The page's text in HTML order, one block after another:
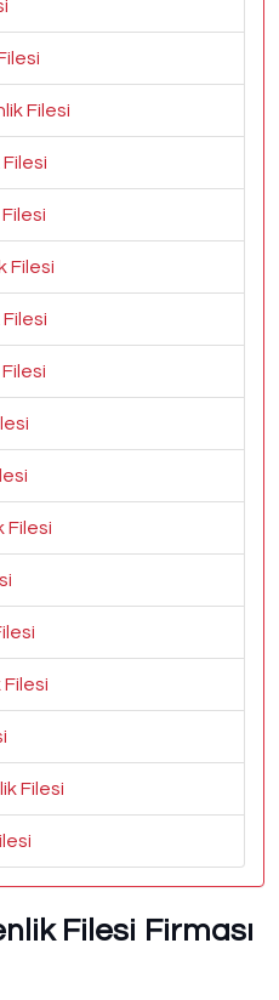
Filesi
Filesi
Filesi
Filesi
Filesi
Filesi Firması